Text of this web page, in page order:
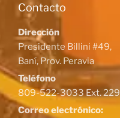
Contacto
Dirección
Presidente Billini #49,
Baní, Prov. Peravia
Teléfono
809-522-3033 Ext. 229
Correo electrónico: